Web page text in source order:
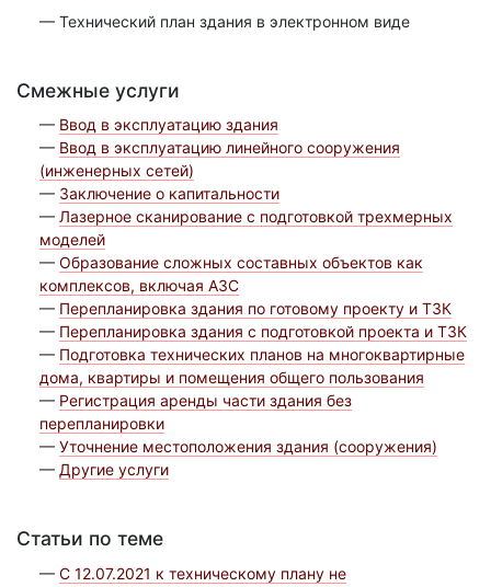
— Технический план здания в электронном виде
Смежные услуги
— Ввод в эксплуатацию здания
— Ввод в эксплуатацию линейного сооружения
(инженерных сетей)
— Заключение о капитальности
— Лазерное сканирование с подготовкой трехмерных
моделей
— Образование сложных составных объектов как
комплексов, включая АЗС
— Перепланировка здания по готовому проекту и ТЗК
— Перепланировка здания с подготовкой проекта и ТЗК
— Подготовка технических планов на многоквартирные
дома, квартиры и помещения общего пользования
— Регистрация аренды части здания без
перепланировки
— Уточнение местоположения здания (сооружения)
— Другие услуги
Статьи по теме
— С 12.07.2021 к техническому плану не